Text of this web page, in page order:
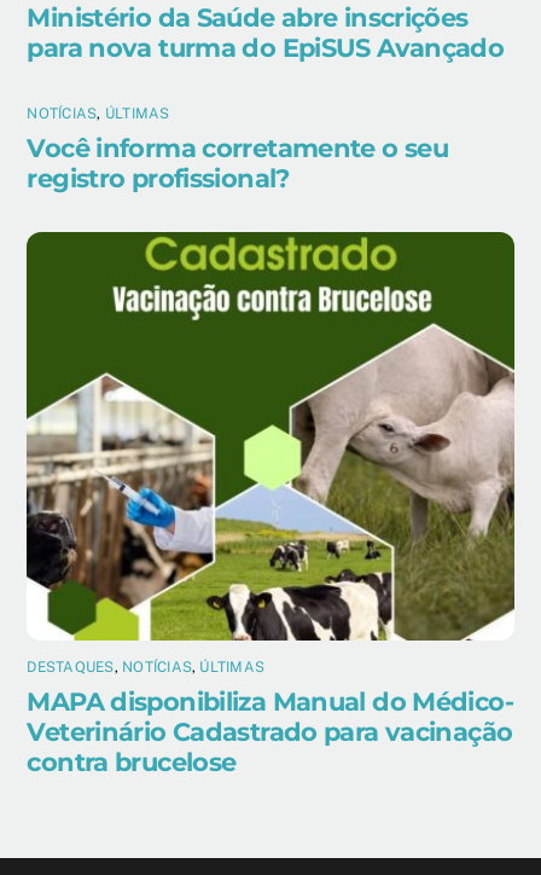
Ministério da Saúde abre inscrições
para nova turma do EpiSUS Avançado
NOTÍCIAS, ÚLTIMAS
Você informa corretamente o seu
registro profissional?
DESTAQUES, NOTÍCIAS, ÚLTIMAS
MAPA disponibiliza Manual do Médico-
Veterinário Cadastrado para vacinação
contra brucelose